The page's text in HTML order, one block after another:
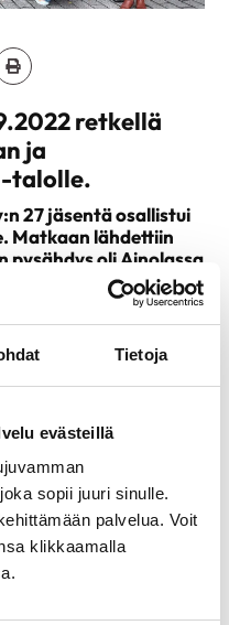
Tietoja
evästeillä
sopii juuri sinulle.
palvelua. Voit
klikkaamalla
Print
retkellä
ja
talolle.
27 jäsentä osallistui
Matkaan lähdettiin
pysähdys oli Ainolassa
jossa oli myös